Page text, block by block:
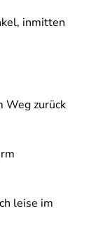
inmitten
Weg zurück
leise im